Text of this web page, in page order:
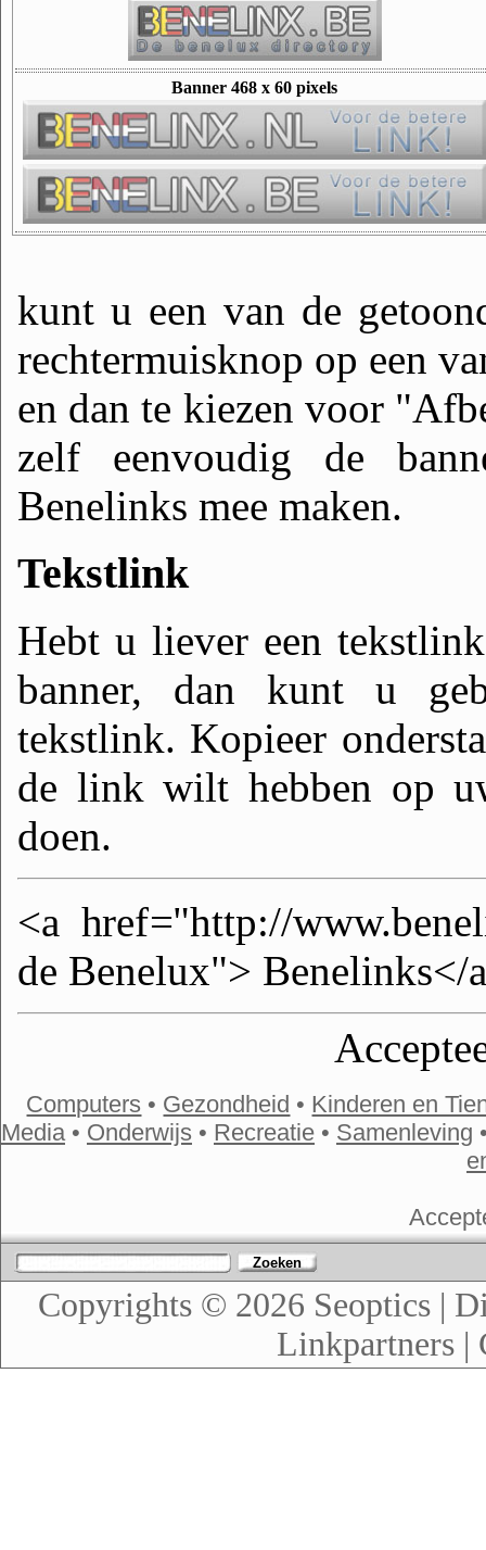
Banner 468 x 60 pixels
kunt u een van de
rechtermuisknop op een
en dan te kiezen voor
zelf eenvoudig de
Benelinks mee maken.
Tekstlink
Hebt u liever een
banner, dan kunt u
tekstlink. Kopieer
de link wilt hebben op
doen.
<a href="http://
de Benelux"> Benelinks</
Computers • Gezondheid • Kinderen en
Media• Onderwijs • Recreatie • Samenleving
Zoeken
Copyrights © 2026 Seoptics |
Linkpartners |